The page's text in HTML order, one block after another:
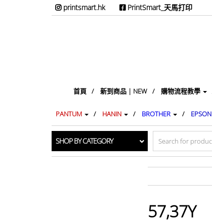
printsmart.hk PrintSmart_天馬打印
首頁 新到商品 | NEW 購物流程教學
PANTUM HANIN BROTHER EPSON
SHOP BY CATEGORY
Search
for:
57,37Y